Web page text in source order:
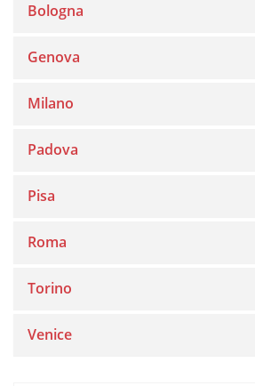
Bologna
Genova
Milano
Padova
Pisa
Roma
Torino
Venice